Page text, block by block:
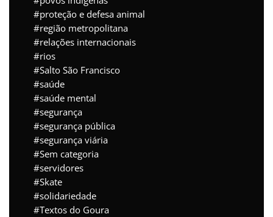
proteção e defesa animal
região metropolitana
relações internacionais
rios
Salto São Francisco
saúde
saúde mental
segurança
segurança pública
segurança viária
Sem categoria
servidores
Skate
solidariedade
Textos do Goura